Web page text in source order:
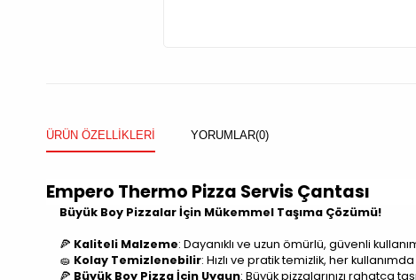
ÜRÜN ÖZELLIKLERI YORUMLAR(0)
Empero Thermo Pizza Servis Çantası
Büyük Boy Pizzalar İçin Mükemmel Taşıma Çözümü!
🍕 Kaliteli Malzeme: Dayanıklı ve uzun ömürlü, güvenli
🧽 Kolay Temizlenebilir: Hızlı ve pratik temizlik, her
🍕 Büyük Boy Pizza İçin Uygun: Büyük pizzalarınızı rahatça